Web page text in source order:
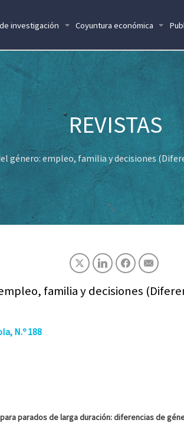
investigación Coyuntura económica
género: empleo, familia y decisiones
familia y decisiones
N.º 188
parados de larga duración: diferencias de